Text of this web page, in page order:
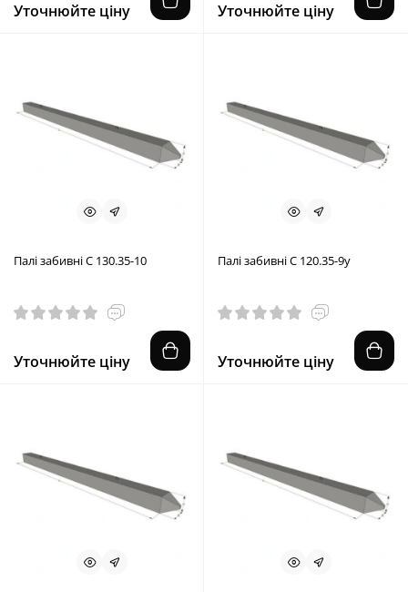
Уточнюйте ціну Уточнюйте ціну
Палі забивні С 130.35-10
Уточнюйте ціну
Палі забивні С 120.35-9у
Уточнюйте ціну